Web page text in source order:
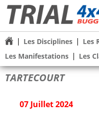
Les Disciplines Les
Les Manifestations
Les
TARTECOURT
07 Juillet 2024